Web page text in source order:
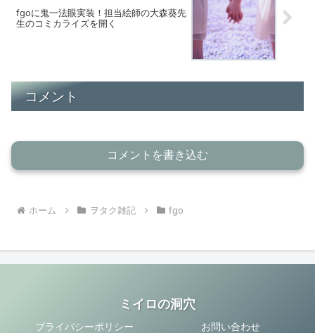
fgoに鬼一法眼実装！担当絵師の大森葵先
生のコミカライズを開く
コメント
コメントを書き込む
ホーム ヲタク雑記 fgo
ミイロの洞穴
プライバシーポリシー お問い合わせ